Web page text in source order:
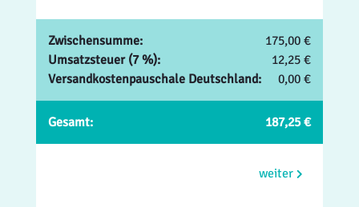
Zwischensumme:
175,00 €
Umsatzsteuer (7 %):
12,25 €
Versandkostenpauschale Deutschland:
0,00 €
Gesamt: 187,25 €
weiter